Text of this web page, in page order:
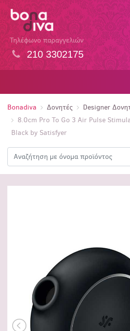
Τηλέφωνο παραγγελιών
210 3302175
Bonadiva Δονητές
Designer
8.0cm Pro To Go 3 Air Pulse
Black by Satisfyer
Αναζήτηση